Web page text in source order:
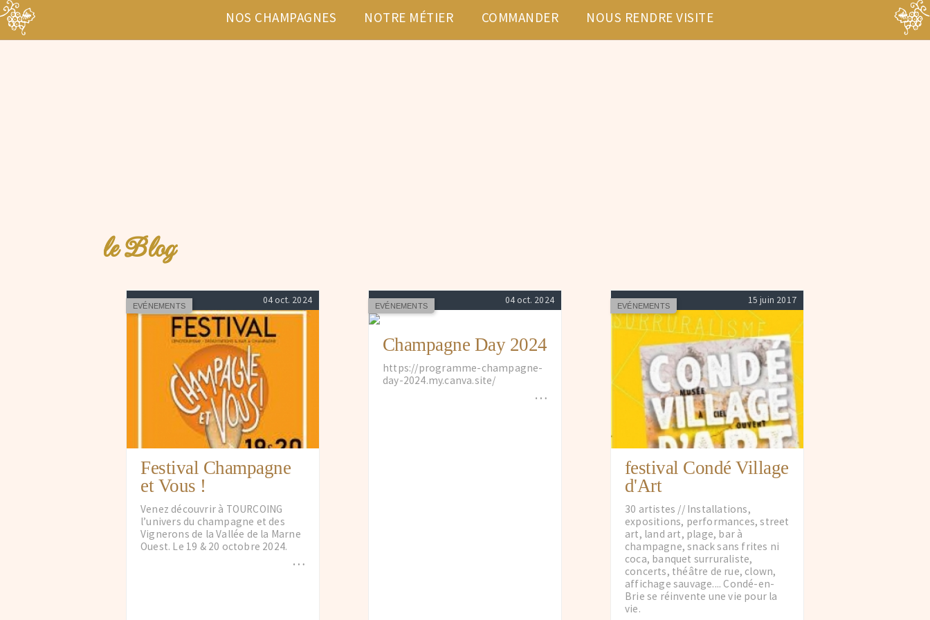
NOS CHAMPAGNES NOTRE MÉTIER COMMANDER NOUS RENDRE VISITE
le Blog
EVÉNEMENTS 04 oct. 2024
Festival Champagne
et Vous !
Venez découvrir à TOURCOING
l’univers du champagne et des
Vignerons de la Vallée de la Marne
Ouest. Le 19 & 20 octobre 2024.
…
EVÉNEMENTS 04 oct. 2024
Champagne Day 2024
https://programme-champagne-
day-2024.my.canva.site/
…
EVÉNEMENTS 15 juin 2017
festival Condé Village
d'Art
30 artistes // Installations,
expositions, performances, street
art, land art, plage, bar à
champagne, snack sans frites ni
coca, banquet surruraliste,
concerts, théâtre de rue, clown,
affichage sauvage.... Condé-en-
Brie se réinvente une vie pour la
vie.